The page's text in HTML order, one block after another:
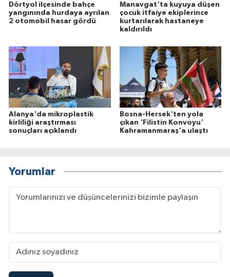
Dörtyol ilçesinde bahçe
yangınında hurdaya ayrılan
2 otomobil hasar gördü
Manavgat'ta kuyuya düşen
çocuk itfaiye ekiplerince
kurtarılarak hastaneye
kaldırıldı
Alanya'da mikroplastik
kirliliği araştırması
sonuçları açıklandı
Bosna-Hersek'ten yola
çıkan 'Filistin Konvoyu'
Kahramanmaraş'a ulaştı
Yorumlar